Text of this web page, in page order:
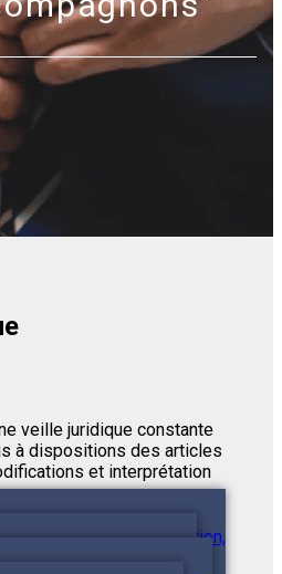
veille juridique constante
à dispositions des articles
et interprétation
Vous avez une question,
où commencer ? TMV-